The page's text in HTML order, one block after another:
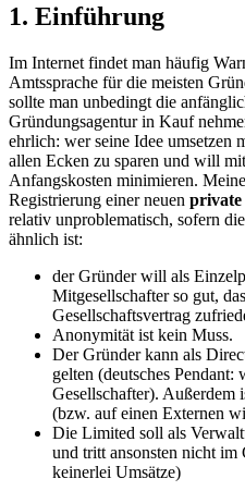
1. Einführung
Im Internet findet man häufig
Amtssprache für die meisten
sollte man unbedingt die
Gründungsagentur in Kauf
ehrlich: wer seine Idee umsetzen
allen Ecken zu sparen und will
Anfangskosten minimieren.
Registrierung einer neuen private
relativ unproblematisch, sofern
ähnlich ist:
der Gründer will als
Mitgesellschafter so gut,
Gesellschaftsvertrag
Anonymität ist kein Muss.
Der Gründer kann als
gelten (deutsches
Gesellschafter). Außerdem
(bzw. auf einen Externen
Die Limited soll als
und tritt ansonsten nicht im
keinerlei Umsätze)